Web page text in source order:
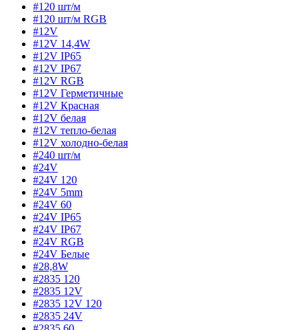
#120 шт/м
#120 шт/м RGB
#12V
#12V 14,4W
#12V IP65
#12V IP67
#12V RGB
#12V Герметичные
#12V Красная
#12V белая
#12V тепло-белая
#12V холодно-белая
#240 шт/м
#24V
#24V 120
#24V 5mm
#24V 60
#24V IP65
#24V IP67
#24V RGB
#24V Белые
#28,8W
#2835 120
#2835 12V
#2835 12V 120
#2835 24V